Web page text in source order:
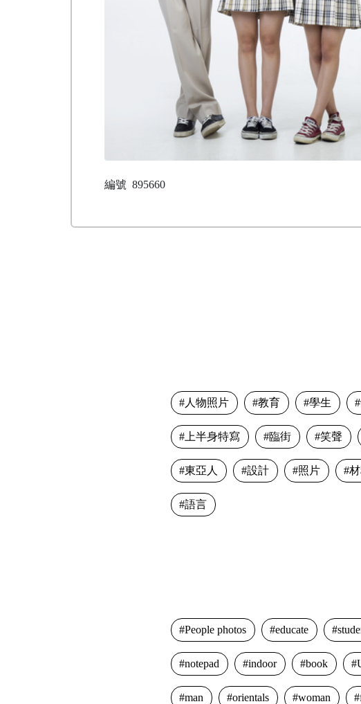
編號 895660
人物照片 教育 學生
上半身特寫 臨街 笑聲
東亞人 設計 照片
語言
People photos educate
notepad indoor book
man orientals woman